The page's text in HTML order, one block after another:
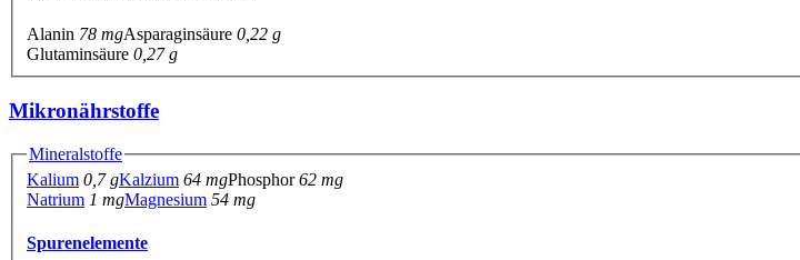
Alanin 78 mgAsparaginsäure 0,22 g
Glutaminsäure 0,27 g
Mikronährstoffe
Mineralstoffe
Kalium 0,7 gKalzium 64 mgPhosphor62 mg
Natrium 1 mgMagnesium 54 mg
Spurenelemente